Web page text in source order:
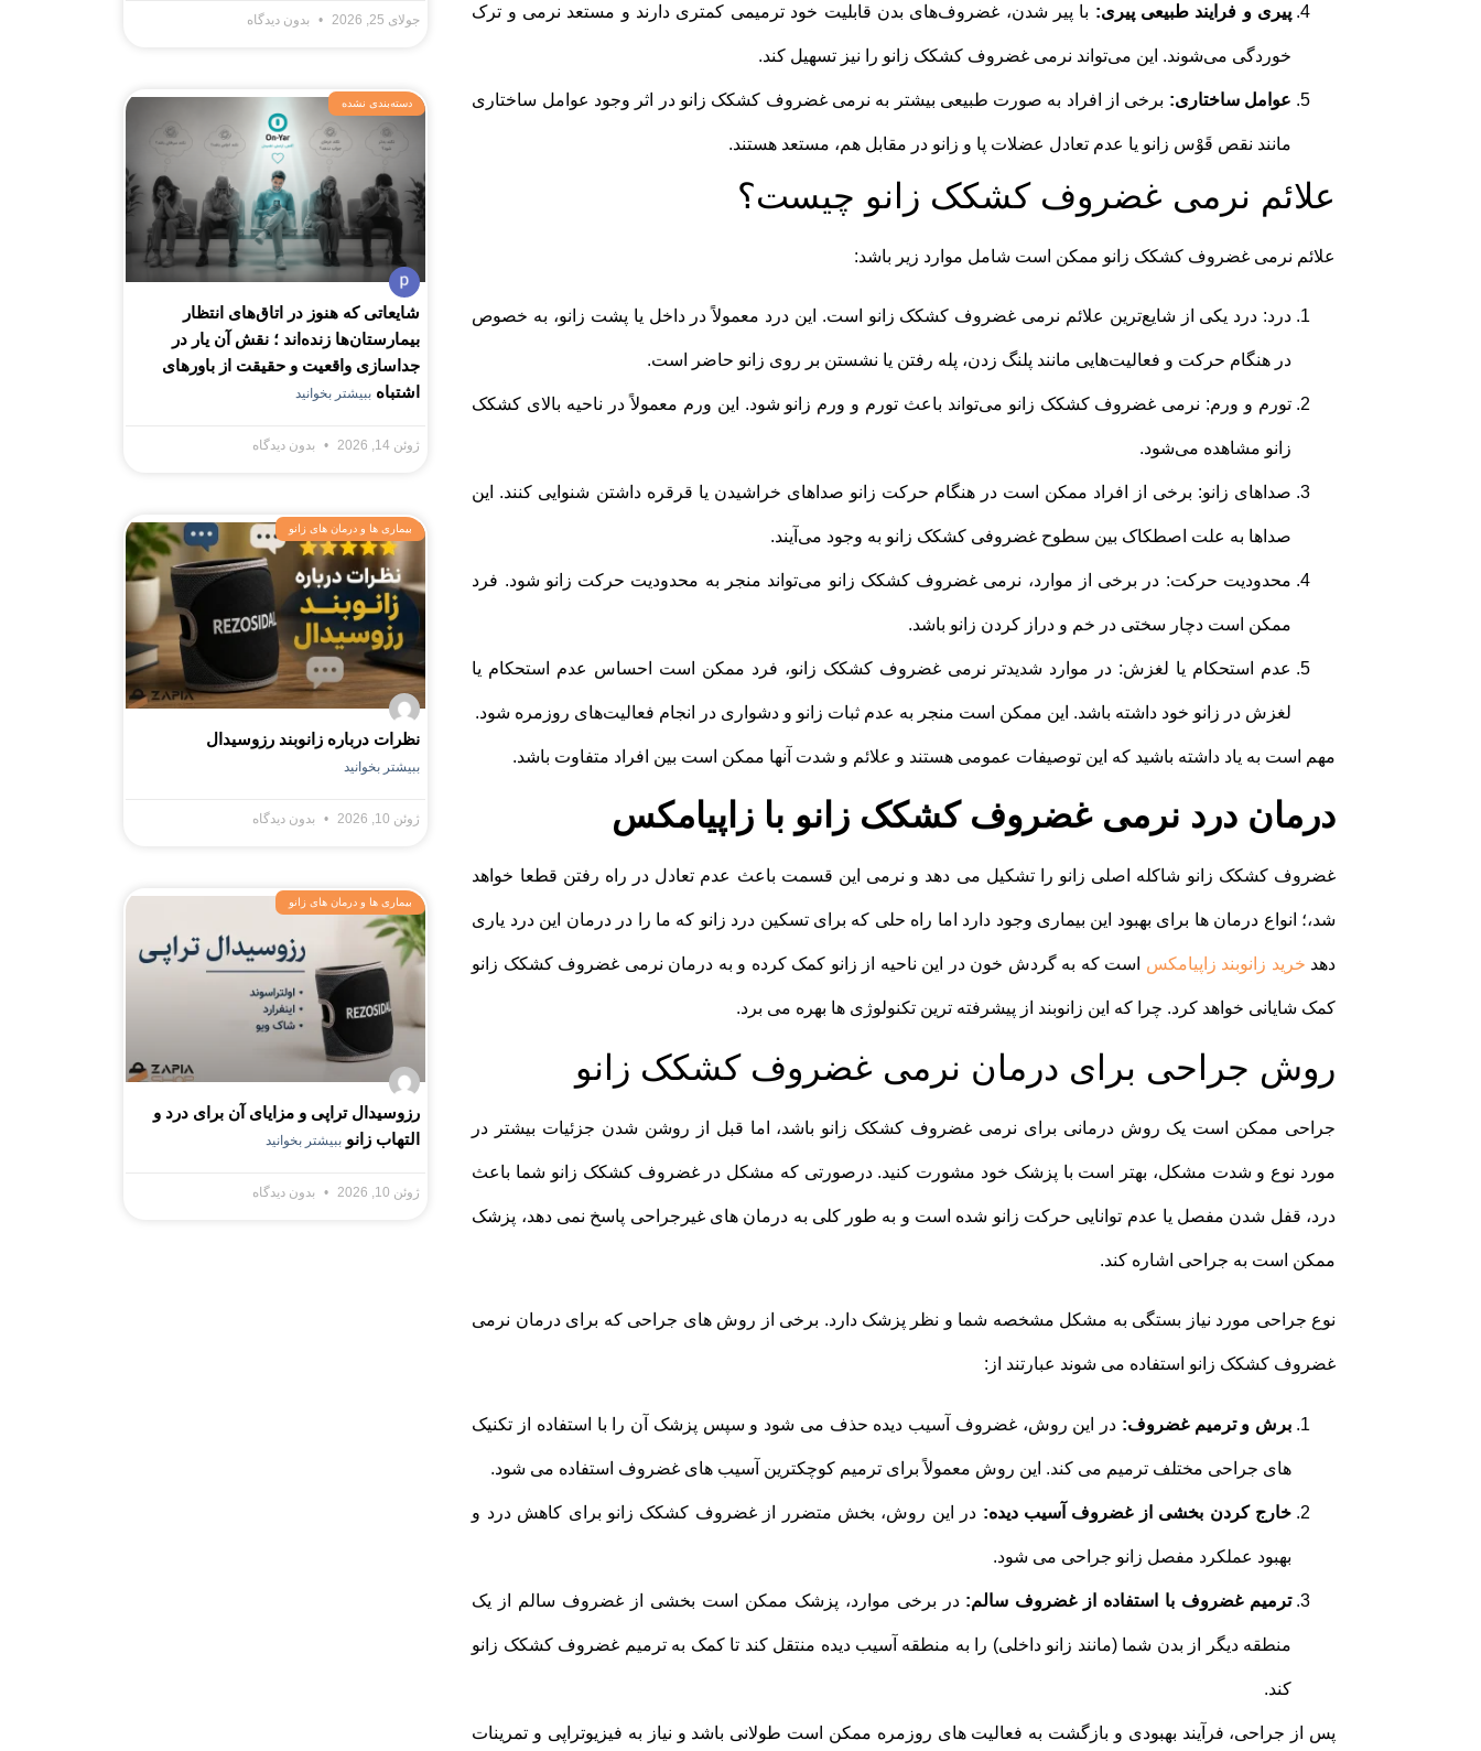
پیری و فرایند طبیعی پیری: با پیر شدن، غضروف‌های بدن قابلیت خود ترمیمی کمتری دارند و مستعد نرمی و ترک
خوردگی می‌شوند. این می‌تواند نرمی غضروف کشکک زانو را نیز تسهیل کند.
عوامل ساختاری: برخی از افراد به صورت طبیعی بیشتر به نرمی غضروف کشکک زانو در اثر وجود عوامل ساختاری
مانند نقص قَوْس زانو یا عدم تعادل عضلات پا و زانو در مقابل هم، مستعد هستند.
علائم نرمی غضروف کشکک زانو چیست؟
علائم نرمی غضروف کشکک زانو ممکن است شامل موارد زیر باشد:
درد: درد یکی از شایع‌ترین علائم نرمی غضروف کشکک زانو است. این درد معمولاً در داخل یا پشت زانو، به خصوص
در هنگام حرکت و فعالیت‌هایی مانند پلنگ زدن، پله رفتن یا نشستن بر روی زانو حاضر است.
تورم و ورم: نرمی غضروف کشکک زانو می‌تواند باعث تورم و ورم زانو شود. این ورم معمولاً در ناحیه بالای کشکک
زانو مشاهده می‌شود.
صداهای زانو: برخی از افراد ممکن است در هنگام حرکت زانو صداهای خراشیدن یا قرقره داشتن شنوایی کنند. این
صداها به علت اصطکاک بین سطوح غضروفی کشکک زانو به وجود می‌آیند.
محدودیت حرکت: در برخی از موارد، نرمی غضروف کشکک زانو می‌تواند منجر به محدودیت حرکت زانو شود. فرد
ممکن است دچار سختی در خم و دراز کردن زانو باشد.
عدم استحکام یا لغزش: در موارد شدیدتر نرمی غضروف کشکک زانو، فرد ممکن است احساس عدم استحکام یا
لغزش در زانو خود داشته باشد. این ممکن است منجر به عدم ثبات زانو و دشواری در انجام فعالیت‌های روزمره شود.
مهم است به یاد داشته باشید که این توصیفات عمومی هستند و علائم و شدت آنها ممکن است بین افراد متفاوت باشد.
درمان درد نرمی غضروف کشکک زانو با زاپیامکس
غضروف کشکک زانو شاکله اصلی زانو را تشکیل می دهد و نرمی این قسمت باعث عدم تعادل در راه رفتن قطعا خواهد
شد،؛ انواع درمان ها برای بهبود این بیماری وجود دارد اما راه حلی که برای تسکین درد زانو که ما را در درمان این درد یاری
دهد خرید زانوبند زاپیامکس است که به گردش خون در این ناحیه از زانو کمک کرده و به درمان نرمی غضروف کشکک زانو
کمک شایانی خواهد کرد. چرا که این زانوبند از پیشرفته ترین تکنولوژی ها بهره می برد.
روش جراحی برای درمان نرمی غضروف کشکک زانو
جراحی ممکن است یک روش درمانی برای نرمی غضروف کشکک زانو باشد، اما قبل از روشن شدن جزئیات بیشتر در
مورد نوع و شدت مشکل، بهتر است با پزشک خود مشورت کنید. درصورتی که مشکل در غضروف کشکک زانو شما باعث
درد، قفل شدن مفصل یا عدم توانایی حرکت زانو شده است و به طور کلی به درمان های غیرجراحی پاسخ نمی دهد، پزشک
ممکن است به جراحی اشاره کند.
نوع جراحی مورد نیاز بستگی به مشکل مشخصه شما و نظر پزشک دارد. برخی از روش های جراحی که برای درمان نرمی
غضروف کشکک زانو استفاده می شوند عبارتند از:
برش و ترمیم غضروف: در این روش، غضروف آسیب دیده حذف می شود و سپس پزشک آن را با استفاده از تکنیک
های جراحی مختلف ترمیم می کند. این روش معمولاً برای ترمیم کوچکترین آسیب های غضروف استفاده می شود.
خارج کردن بخشی از غضروف آسیب دیده: در این روش، بخش متضرر از غضروف کشکک زانو برای کاهش درد و
بهبود عملکرد مفصل زانو جراحی می شود.
ترمیم غضروف با استفاده از غضروف سالم: در برخی موارد، پزشک ممکن است بخشی از غضروف سالم از یک
منطقه دیگر از بدن شما (مانند زانو داخلی) را به منطقه آسیب دیده منتقل کند تا کمک به ترمیم غضروف کشکک زانو
کند.
پس از جراحی، فرآیند بهبودی و بازگشت به فعالیت های روزمره ممکن است طولانی باشد و نیاز به فیزیوتراپی و تمرینات
جولای 25, 2026 بدون دیدگاه
دسته‌بندی نشده
شایعاتی که هنوز در اتاق‌های انتظار
بیمارستان‌ها زنده‌اند ؛ نقش آن یار در
جداسازی واقعیت و حقیقت از باورهای
اشتباه ببیشتر بخوانید
ژوئن 14, 2026 بدون دیدگاه
بیماری ها و درمان های زانو
نظرات درباره زانوبند رزوسیدال
ببیشتر بخوانید
ژوئن 10, 2026 بدون دیدگاه
بیماری ها و درمان های زانو
رزوسیدال تراپی و مزایای آن برای درد و
التهاب زانو ببیشتر بخوانید
ژوئن 10, 2026 بدون دیدگاه